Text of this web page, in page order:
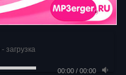
- загрузка
00:00 / 00:00